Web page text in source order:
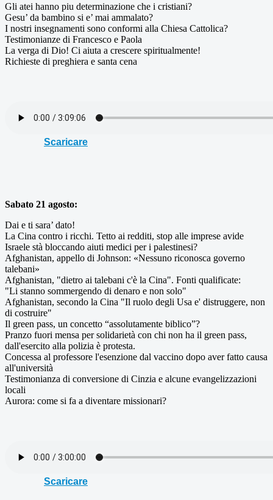
Gli atei hanno piu determinazione che i cristiani?
Gesu’ da bambino si e’ mai ammalato?
I nostri insegnamenti sono conformi alla Chiesa Cattolica?
Testimonianze di Francesco e Paola
La verga di Dio! Ci aiuta a crescere spiritualmente!
Richieste di preghiera e santa cena
Scaricare
Sabato 21 agosto:
Dai e ti sara’ dato!
La Cina contro i ricchi. Tetto ai redditi, stop alle imprese avide
Israele stà bloccando aiuti medici per i palestinesi?
Afghanistan, appello di Johnson: «Nessuno riconosca governo
talebani»
Afghanistan, "dietro ai talebani c'è la Cina". Fonti qualificate:
"Li stanno sommergendo di denaro e non solo"
Afghanistan, secondo la Cina "Il ruolo degli Usa e' distruggere, non
di costruire"
Il green pass, un concetto “assolutamente biblico”?
Pranzo fuori mensa per solidarietà con chi non ha il green pass,
dall'esercito alla polizia è protesta.
Concessa al professore l'esenzione dal vaccino dopo aver fatto causa
all'università
Testimonianza di conversione di Cinzia e alcune evangelizzazioni
locali
Aurora: come si fa a diventare missionari?
Scaricare